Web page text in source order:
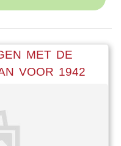
MET DE
VOOR 1942